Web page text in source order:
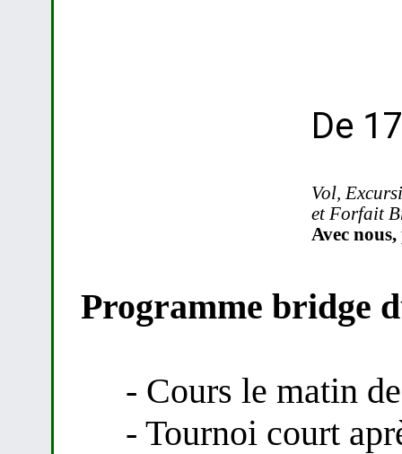
De
Vol,
et Forfait
Avec
Programme bridge
- Cours le matin de
- Tournoi court